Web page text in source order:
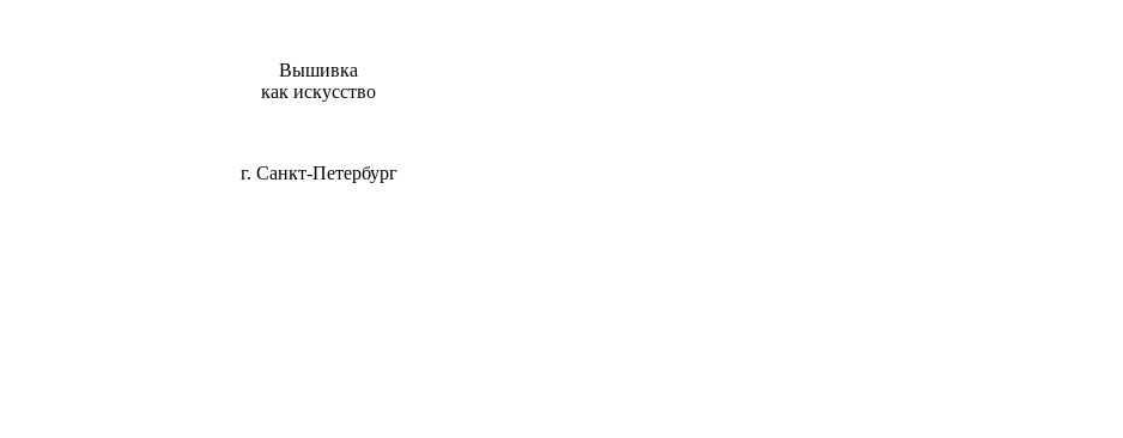
Вышивка
как искусство
г. Санкт-Петербург